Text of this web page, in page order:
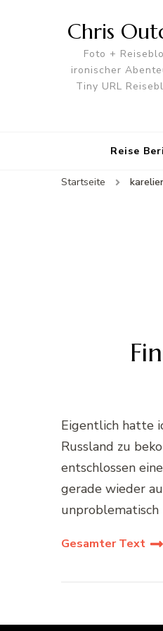
Chris
Foto +
ironischer
Tiny URL
Reise
Startseite
Eigentlich hatte
Russland zu
entschlossen
gerade wieder
unproblematisch
Gesamter Text